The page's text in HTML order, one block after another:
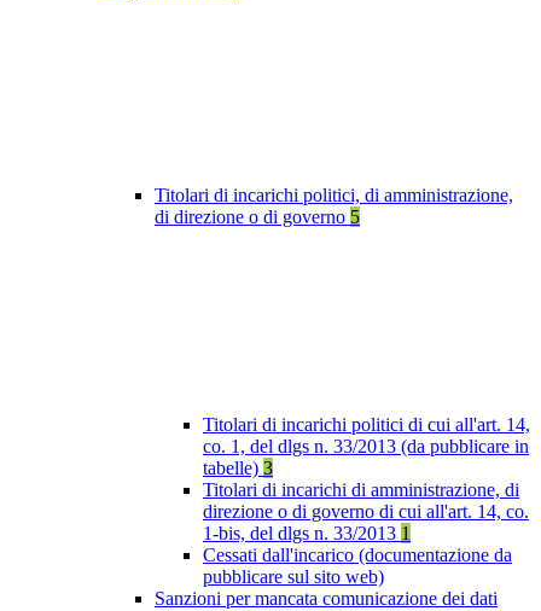
Titolari di incarichi politici, di amministrazione,
di direzione o di governo 5
Titolari di incarichi politici di cui all'art. 14,
co. 1, del dlgs n. 33/2013 (da pubblicare in
tabelle) 3
Titolari di incarichi di amministrazione, di
direzione o di governo di cui all'art. 14, co.
1-bis, del dlgs n. 33/2013 1
Cessati dall'incarico (documentazione da
pubblicare sul sito web)
Sanzioni per mancata comunicazione dei dati